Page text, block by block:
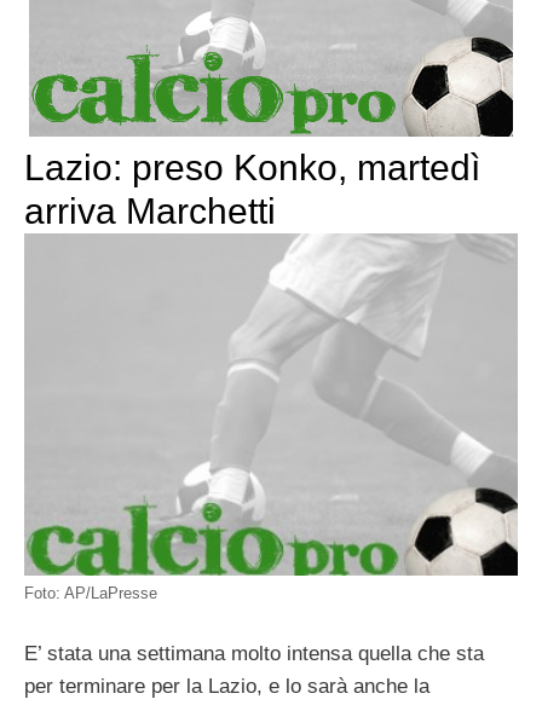
Lazio: preso Konko, martedì
arriva Marchetti
Foto: AP/LaPresse
E’ stata una settimana molto intensa quella che sta
per terminare per la Lazio, e lo sarà anche la